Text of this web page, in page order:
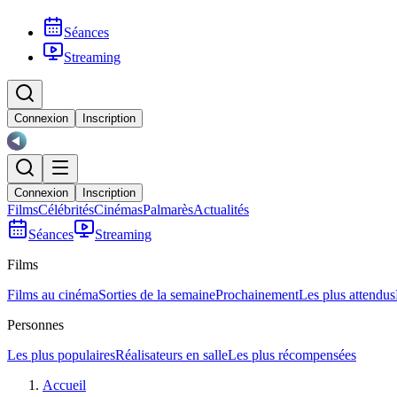
Séances
Streaming
Connexion Inscription
Connexion Inscription
FilmsCélébritésCinémasPalmarèsActualités
Séances
Streaming
Films
Films au cinémaSorties de la semaineProchainementLes plus attendus
Personnes
Les plus populairesRéalisateurs en salleLes plus récompensées
Accueil